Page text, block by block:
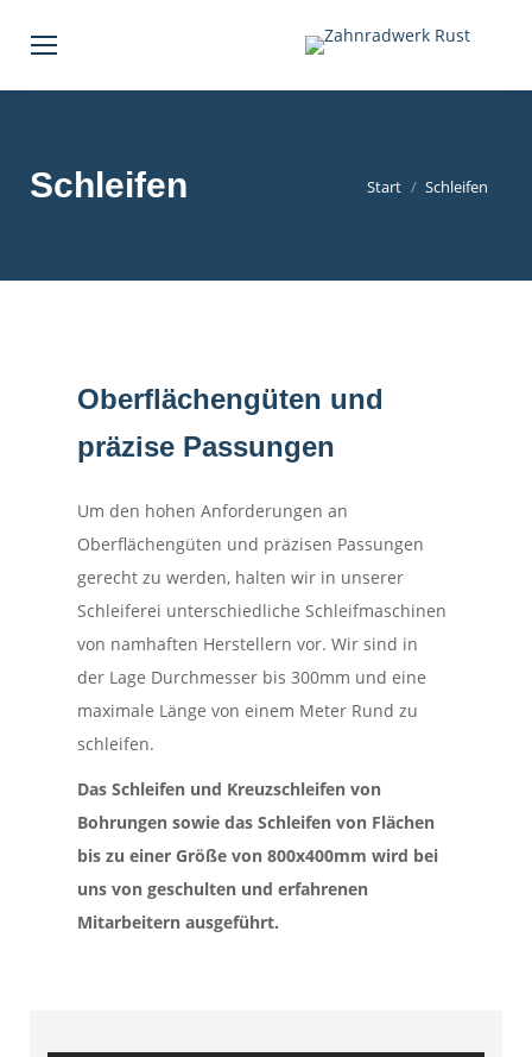
Schleifen Sie befinden sich hier:
Start Schleifen
Oberflächengüten und
präzise Passungen
Um den hohen Anforderungen an
Oberflächengüten und präzisen Passungen
gerecht zu werden, halten wir in unserer
Schleiferei unterschiedliche Schleifmaschinen
von namhaften Herstellern vor. Wir sind in
der Lage Durchmesser bis 300mm und eine
maximale Länge von einem Meter Rund zu
schleifen.
Das Schleifen und Kreuzschleifen von
Bohrungen sowie das Schleifen von Flächen
bis zu einer Größe von 800x400mm wird bei
uns von geschulten und erfahrenen
Mitarbeitern ausgeführt.